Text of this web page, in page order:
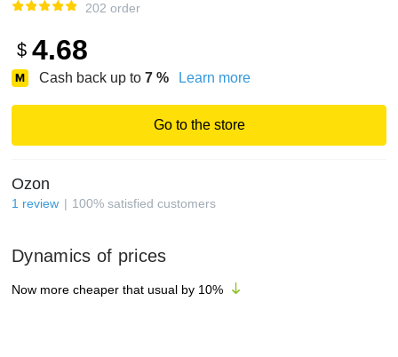
202 order
$ 4.68
Cash back up to 7 % Learn more
Go to the store
Ozon
1 review 100% satisfied customers
Dynamics of prices
Now more cheaper that usual by 10%